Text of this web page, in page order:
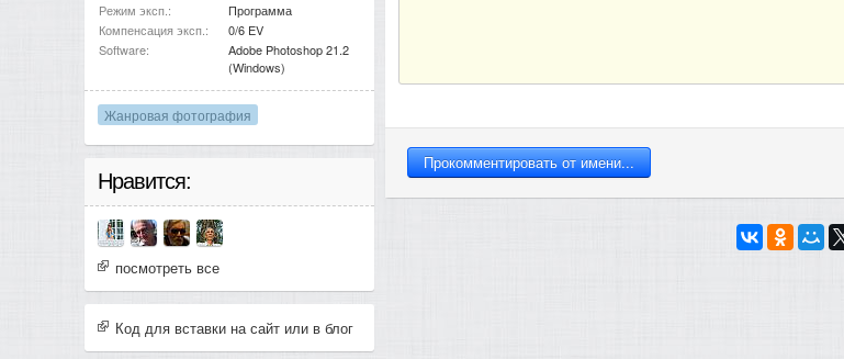
Режим эксп.:
Программа
Компенсация эксп.:
0/6 EV
Software:
Adobe Photoshop 21.2
(Windows)
Жанровая фотография
Нравится:
посмотреть все
Код для вставки на сайт или в блог